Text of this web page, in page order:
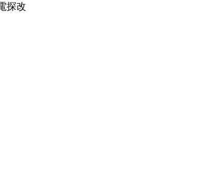
探改